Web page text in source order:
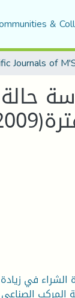
&
الشراء في
المركب